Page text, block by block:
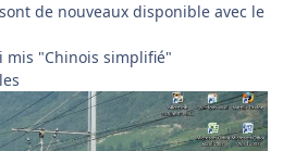
de nouveaux disponible avec le
mis "Chinois simplifié"